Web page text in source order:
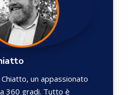
un appassionato
360 gradi. Tutto è